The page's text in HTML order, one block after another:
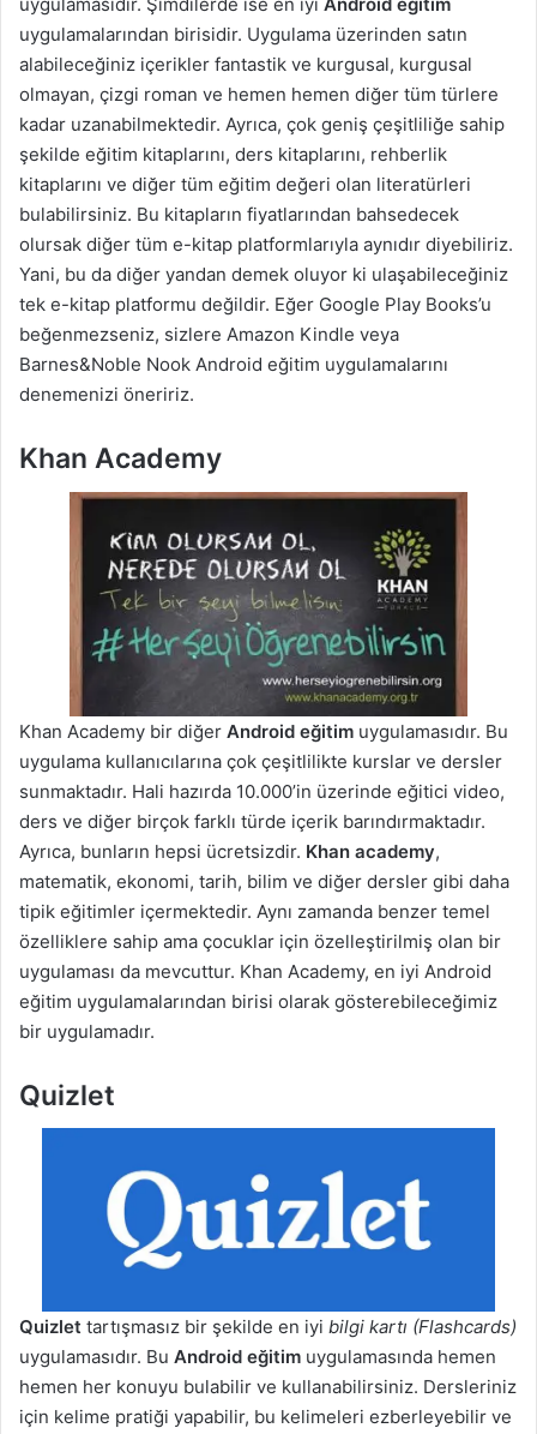
uygulamasıdır. Şimdilerde ise en iyi Android eğitim
uygulamalarından birisidir. Uygulama üzerinden satın
alabileceğiniz içerikler fantastik ve kurgusal, kurgusal
olmayan, çizgi roman ve hemen hemen diğer tüm türlere
kadar uzanabilmektedir. Ayrıca, çok geniş çeşitliliğe sahip
şekilde eğitim kitaplarını, ders kitaplarını, rehberlik
kitaplarını ve diğer tüm eğitim değeri olan literatürleri
bulabilirsiniz. Bu kitapların fiyatlarından bahsedecek
olursak diğer tüm e-kitap platformlarıyla aynıdır diyebiliriz.
Yani, bu da diğer yandan demek oluyor ki ulaşabileceğiniz
tek e-kitap platformu değildir. Eğer Google Play Books’u
beğenmezseniz, sizlere Amazon Kindle veya
Barnes&Noble Nook Android eğitim uygulamalarını
denemenizi öneririz.
Khan Academy
Khan Academy bir diğer Android eğitim uygulamasıdır. Bu
uygulama kullanıcılarına çok çeşitlilikte kurslar ve dersler
sunmaktadır. Hali hazırda 10.000’in üzerinde eğitici video,
ders ve diğer birçok farklı türde içerik barındırmaktadır.
Ayrıca, bunların hepsi ücretsizdir. Khan academy,
matematik, ekonomi, tarih, bilim ve diğer dersler gibi daha
tipik eğitimler içermektedir. Aynı zamanda benzer temel
özelliklere sahip ama çocuklar için özelleştirilmiş olan bir
uygulaması da mevcuttur. Khan Academy, en iyi Android
eğitim uygulamalarından birisi olarak gösterebileceğimiz
bir uygulamadır.
Quizlet
Quizlet tartışmasız bir şekilde en iyi bilgi kartı (Flashcards)
uygulamasıdır. Bu Android eğitim uygulamasında hemen
hemen her konuyu bulabilir ve kullanabilirsiniz. Dersleriniz
için kelime pratiği yapabilir, bu kelimeleri ezberleyebilir ve